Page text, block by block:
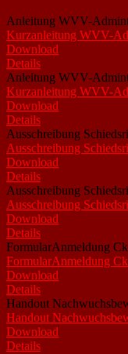
Anleitung WVV-
Kurzanleitung WVV-
Download
Details
Anleitung WVV-
Kurzanleitung WVV-
Download
Details
Ausschreibung
Ausschreibung
Download
Details
Ausschreibung
Ausschreibung
Download
Details
FormularAnmeldung
FormularAnmeldung
Download
Details
Handout
Handout
Download
Details